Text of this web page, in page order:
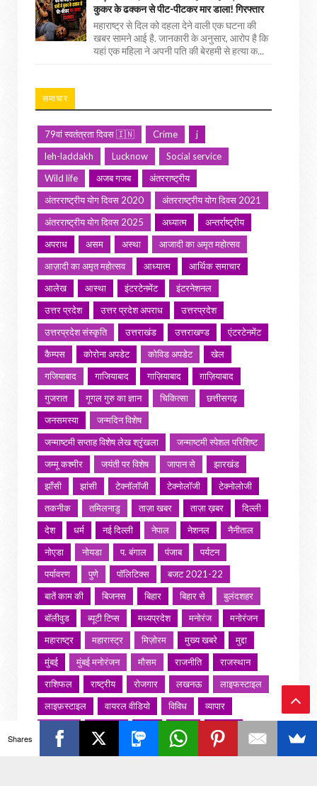
कुकर के ढक्कन से पीट-पीटकर मार डाला! गिरफ्तार
महाराष्ट्र से दिल को दहला देने वाली एक घटना की
खबर सामने आई है. जानकारी के अनुसार, आरोप है कि
यहां एक महिला ने अपनी पति की बेरहमी से हत्या क...
समाचार
79वां स्वतंत्रता दिवस 🇮🇳 Crime
j
leh-laddakh
Lucknow
Social service
Wild life
अजब गजब
अंतरराष्ट्रीय
अंतरराष्ट्रीय योग दिवस 2020
अंतरराष्ट्रीय योग दिवस 2021
अंतरराष्ट्रीय योग दिवस 2025
अध्यात्म
अन्तर्राष्ट्रीय
अपराध
असम अस्था
आजादी का अमृत महोत्सव
आज़ादी का अमृत महोत्सव
आध्यात्म
आर्थिक समाचार
आलेख
आस्था इंटरटेनमेंट
इंटरनेशनल
उत्तर प्रदेश
उत्तर प्रदेश अपराध
उत्तरप्रदेश
उत्तरप्रदेश संस्कृति
उत्तराखंड उत्तराखण्ड
एंटरटेनमेंट
कैम्पस
कोरोना अपडेट कोविड अपडेट
खेल
गजियाबाद
गाजियाबाद गाज़ियाबाद
ग़ाज़ियाबाद
गुजरात
गूगल गुरु का ज्ञान चिकित्सा
छत्तीसगढ़
जनसमस्या
जन्मदिन विशेष
जन्माष्टमी सप्ताह विशेष लेख श्रृंखला
जन्माष्टमी स्पेशल परिशिष्ट
जम्मू कश्मीर
जयंती पर विशेष जापान से
झारखंड
झाँसी
झांसी टेक्नॉलॉजी टेक्नोलॉजी
टेक्नोलोजी
तकनीक
तमिलनाडु ताज़ा खबर ताज़ा ख़बर
दिल्ली
देश
धर्म नई दिल्ली नेपाल नेशनल
नैनीताल
नोएडा
नोयडा प. बंगाल पंजाब
पर्यटन
पर्यावरण
पुणे पॉलिटिक्स
बजट 2021-22
बातें काम की
बिजनस बिहार बिहार से
बुलंदशहर
बॉलीवुड
ब्यूटी टिप्स मध्यप्रदेश मनोरंज
मनोरंजन
महाराष्ट्र
महारास्ट्र मिज़ोरम मुख्य खबरे
मुद्दा
मुंबई
मुंबई मनोरंजन मौसम राजनीति
राजस्थान
राशिफल
राष्ट्रीय रोजगार लखनऊ
लाइफस्टाइल
लाइफ़स्टाइल
वायरल वीडियो विविध
व्यापार
शख्सियत
समाज
संस्कार
संस्कृति
साहित्य सरोवर सिटी इवेंट
स्पोर्ट्स
Ba
ck
Shares